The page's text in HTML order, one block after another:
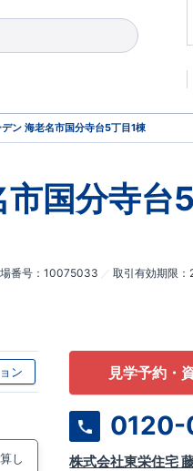
ン 海老名市国分寺台5丁目1棟
市国分寺台
番号 10075033 取引有効期限
ン
し
見学予約・
0120-
株式会社東栄住宅